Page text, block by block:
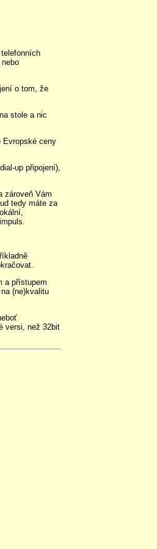
o tom, že
stole a nic
Evropské ceny
up připojení),
zároveň Vám
tedy máte za
a přístupem
(ne)kvalitu
versi, než 32bit